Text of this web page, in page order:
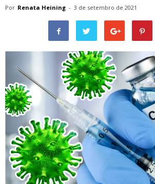
Por Renata Heining - 3 de setembro de 2021